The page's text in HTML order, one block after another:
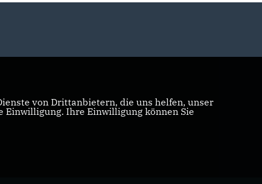
von Drittanbietern, die uns helfen, unser
Einwilligung. Ihre Einwilligung können Sie